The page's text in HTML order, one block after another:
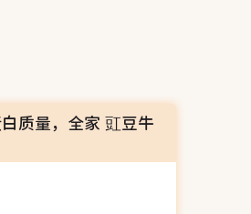
质量，全家 豇豆牛